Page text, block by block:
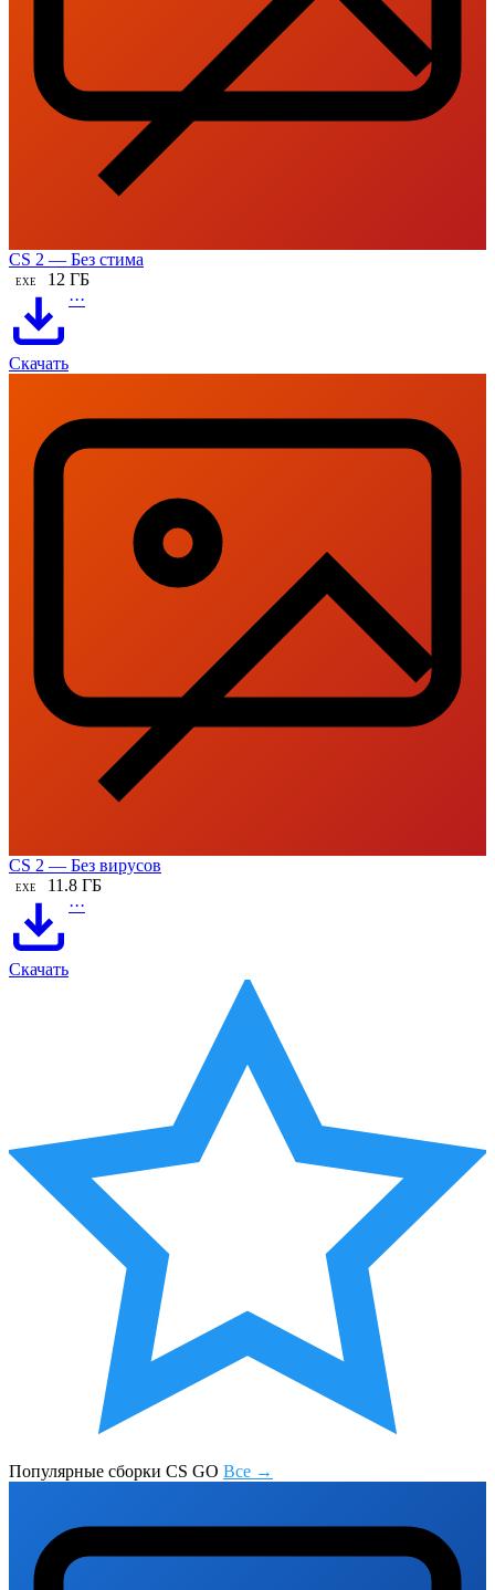
CS 2 — Без стима
EXE 12 ГБ
Скачать
···
CS 2 — Без вирусов
EXE 11.8 ГБ
Скачать
···
Популярные сборки CS GO Все →